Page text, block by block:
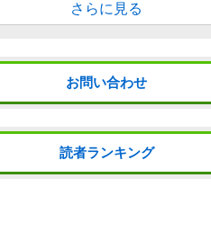
さらに見る
お問い合わせ
読者ランキング